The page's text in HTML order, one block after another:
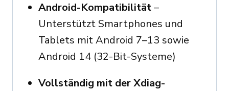
Android-Kompatibilität–
Unterstützt Smartphones und
Tablets mit Android 7–13 sowie
Android 14 (32-Bit-Systeme)
Vollständig mit der Xdiag-